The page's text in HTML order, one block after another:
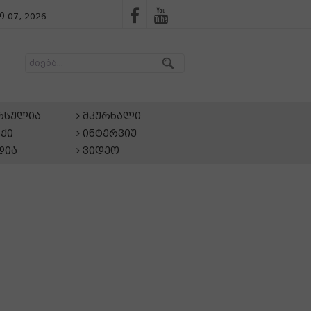
07, 2026
მკურნალი
ინტერვიუ
ვიდეო